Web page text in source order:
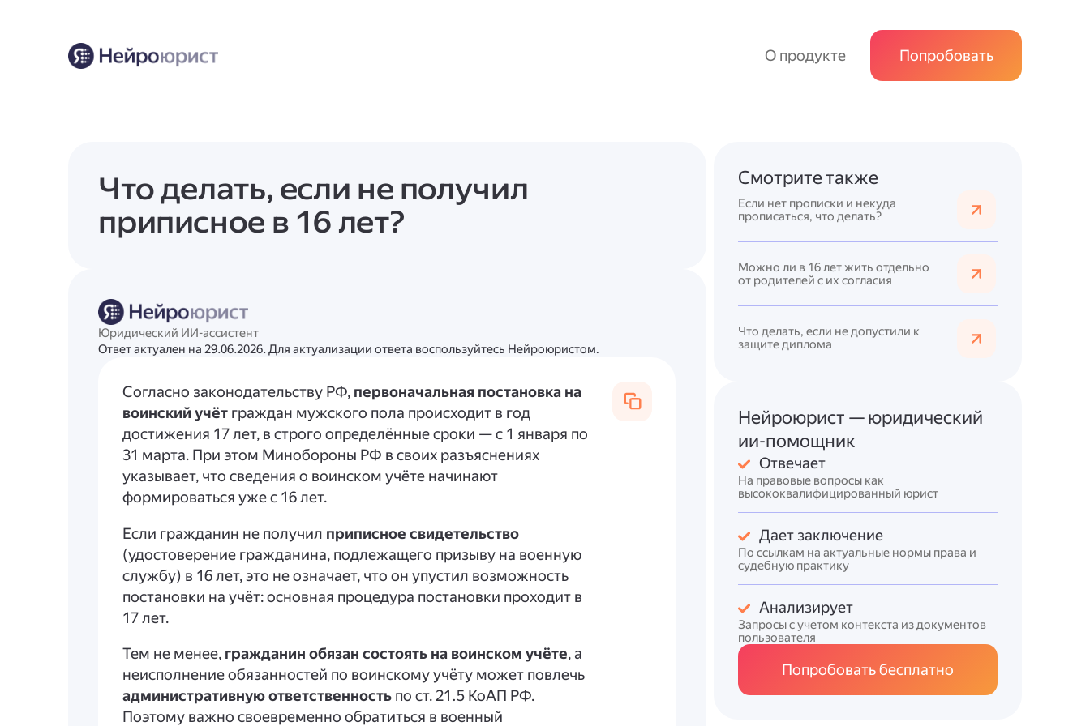
О продукте Попробовать
Что делать, если не получил
приписное в 16 лет?
Юридический ИИ-ассистент
Ответ актуален на 29.06.2026. Для актуализации ответа воспользуйтесь Нейроюристом.
Согласно законодательству РФ, первоначальная постановка на
воинский учёт граждан мужского пола происходит в год
достижения 17 лет, в строго определённые сроки — с 1 января по
31 марта. При этом Минобороны РФ в своих разъяснениях
указывает, что сведения о воинском учёте начинают
формироваться уже с 16 лет.
Если гражданин не получил приписное свидетельство
(удостоверение гражданина, подлежащего призыву на военную
службу) в 16 лет, это не означает, что он упустил возможность
постановки на учёт: основная процедура постановки проходит в
17 лет.
Тем не менее, гражданин обязан состоять на воинском учёте, а
неисполнение обязанностей по воинскому учёту может повлечь
административную ответственность по ст. 21.5 КоАП РФ.
Поэтому важно своевременно обратиться в военный
Смотрите также
Если нет прописки и некуда
прописаться, что делать?
Можно ли в 16 лет жить отдельно
от родителей с их согласия
Что делать, если не допустили к
защите диплома
Нейроюрист — юридический
ии-помощник
Отвечает
На правовые вопросы как
высококвалифицированный юрист
Дает заключение
По ссылкам на актуальные нормы права и
судебную практику
Анализирует
Запросы с учетом контекста из документов
пользователя
Попробовать бесплатно